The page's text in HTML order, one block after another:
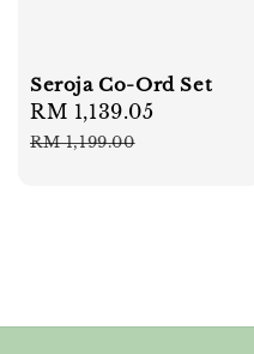
Seroja Co-Ord Set
Sale
price
RM 1,139.05
RM 1,199.00